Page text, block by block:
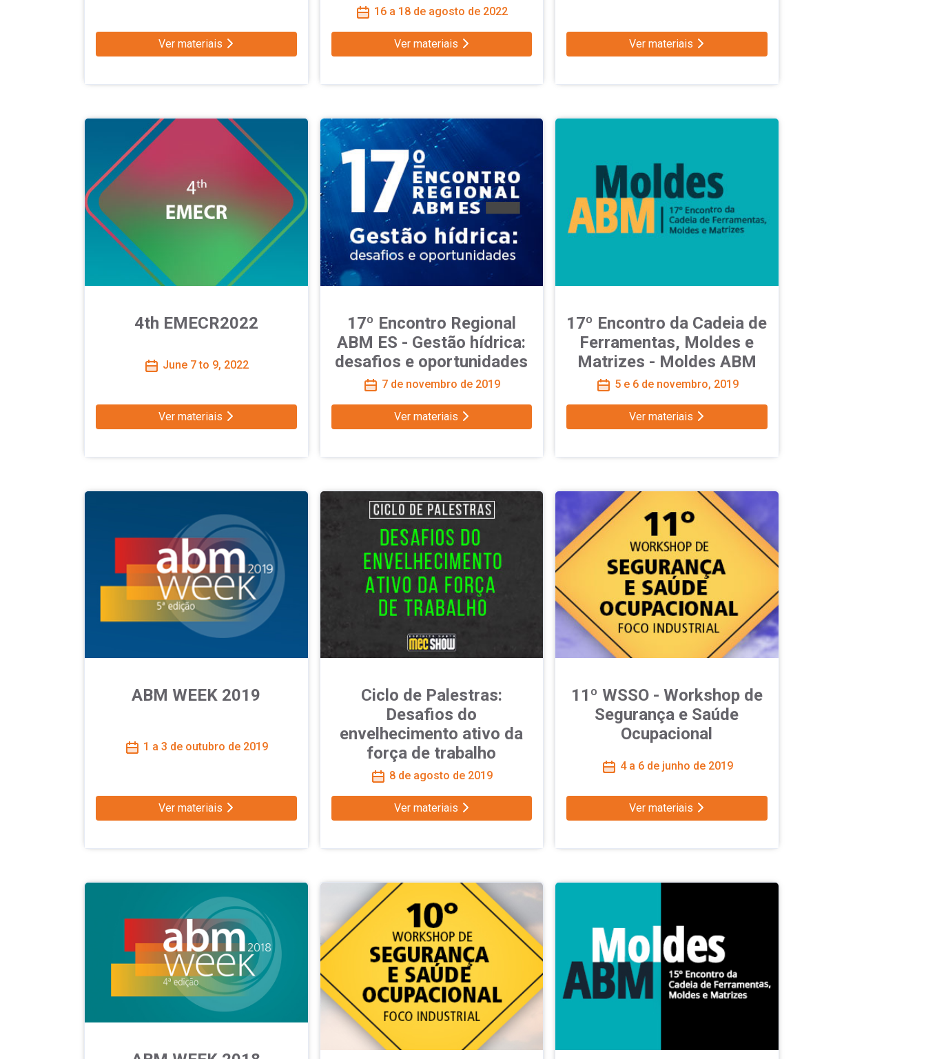
Ver materiais
16 a 18 de agosto de 2022
Ver materiais Ver materiais
4th EMECR2022
June 7 to 9, 2022
Ver materiais
17º Encontro Regional
ABM ES - Gestão hídrica:
desafios e oportunidades
7 de novembro de 2019
Ver materiais
17º Encontro da Cadeia de
Ferramentas, Moldes e
Matrizes - Moldes ABM
5 e 6 de novembro, 2019
Ver materiais
ABM WEEK 2019
1 a 3 de outubro de 2019
Ver materiais
Ciclo de Palestras:
Desafios do
envelhecimento ativo da
força de trabalho
8 de agosto de 2019
Ver materiais
11º WSSO - Workshop de
Segurança e Saúde
Ocupacional
4 a 6 de junho de 2019
Ver materiais